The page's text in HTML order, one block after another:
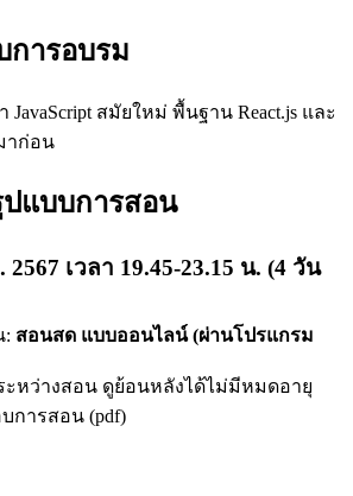
การอบรม
สมัยใหม่ พื้นฐาน React.js และ
าก่อน
ปแบบการสอน
เวลา 19.45-23.15 น. (4 วัน
: สอนสด แบบออนไลน์ (ผ่านโปรแกรม
หว่างสอน ดูย้อนหลังได้ไม่มีหมดอายุ
การสอน (pdf)